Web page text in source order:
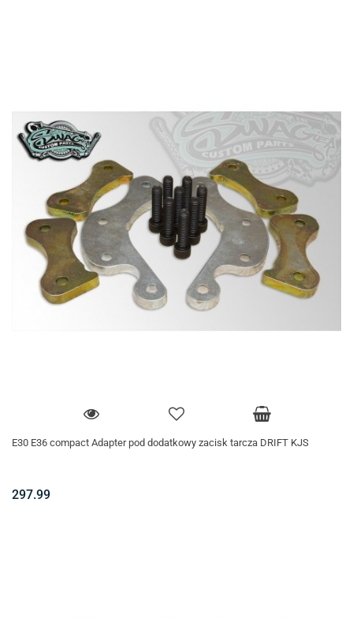
E30 E36 compact Adapter pod dodatkowy zacisk tarcza DRIFT KJS
297.99